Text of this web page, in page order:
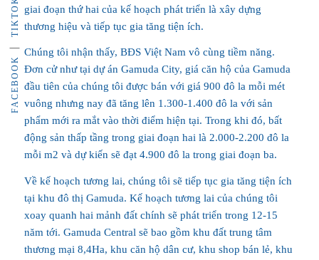
FACEBOOK
TIKTOK
giai đoạn thứ hai của kế hoạch phát triển là xây dựng
thương hiệu và tiếp tục gia tăng tiện ích.
Chúng tôi nhận thấy, BĐS Việt Nam vô cùng tiềm năng.
Đơn cử như tại dự án Gamuda City, giá căn hộ của Gamuda
đầu tiên của chúng tôi được bán với giá 900 đô la mỗi mét
vuông nhưng nay đã tăng lên 1.300-1.400 đô la với sản
phẩm mới ra mắt vào thời điểm hiện tại. Trong khi đó, bất
động sản thấp tầng trong giai đoạn hai là 2.000-2.200 đô la
mỗi m2 và dự kiến ​​sẽ đạt 4.900 đô la trong giai đoạn ba.
Về kế hoạch tương lai, chúng tôi sẽ tiếp tục gia tăng tiện ích
tại khu đô thị Gamuda. Kế hoạch tương lai của chúng tôi
xoay quanh hai mảnh đất chính sẽ phát triển trong 12-15
năm tới. Gamuda Central sẽ bao gồm khu đất trung tâm
thương mại 8,4Ha, khu căn hộ dân cư, khu shop bán lẻ, khu